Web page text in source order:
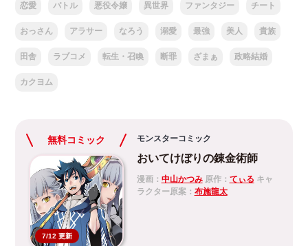
恋愛 バトル 悪役令嬢 異世界 ファンタジー チート
おっさん アラサー なろう 溺愛 最強 美人 貴族
田舎 ラブコメ 転生・召喚 断罪 ざまぁ 政略結婚
カクヨム
無料コミック
7/12 更新
モンスターコミック
おいてけぼりの錬金術師
漫画： 中山かつみ原作： てぃる キャ
ラクター原案： 布施龍太